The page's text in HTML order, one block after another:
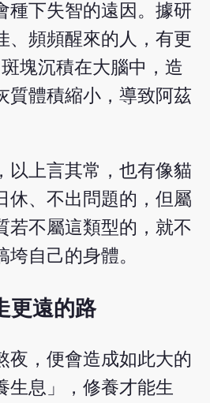
種下失智的遠因。據研
、頻頻醒來的人，有更
塊沉積在大腦中，造
質體積縮小，導致阿茲
以上言其常，也有像貓
休、不出問題的，但屬
若不屬這類型的，就不
自己的身體。
更遠的路
夜，便會造成如此大的
生息」，修養才能生